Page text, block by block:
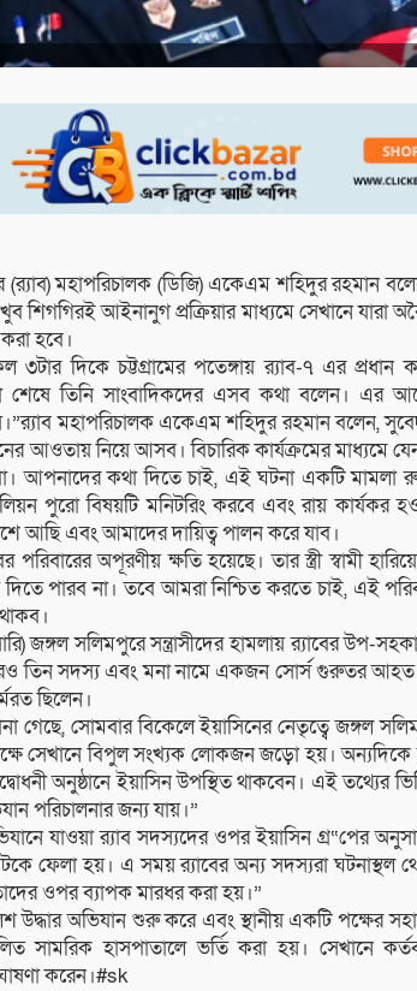
(র‌্যাব) মহাপরিচালক (ডিজি) একেএম শহিদুর রহমান
শিগগিরই আইনানুগ প্রক্রিয়ার মাধ্যমে সেখানে যারা
করা হবে।
৩টার দিকে চট্টগ্রামের পতেঙ্গায় র‌্যাব-৭ এর প্রধান
শেষে তিনি সাংবাদিকদের এসব কথা বলেন। এর
মহাপরিচালক একেএম শহিদুর রহমান বলেন,
আওতায় নিয়ে আসব। বিচারিক কার্যক্রমের মাধ্যমে
আপনাদের কথা দিতে চাই, এই ঘটনা একটি মামলা রুজু
পুরো বিষয়টি মনিটরিং করবে এবং রায় কার্যকর
আছি এবং আমাদের দায়িত্ব পালন করে যাব।
অপূরণীয় ক্ষতি হয়েছে। তার স্ত্রী স্বামী
দিতে পারব না। তবে আমরা নিশ্চিত করতে চাই, এই
জঙ্গল সলিমপুরে সন্ত্রাসীদের হামলায় র‌্যাবের উপ-
তিন সদস্য এবং মনা নামে একজন সোর্স গুরুতর আহত
ছিলেন।
গেছে, সোমবার বিকেলে ইয়াসিনের নেতৃত্বে জঙ্গল
সেখানে বিপুল সংখ্যক লোকজন জড়ো হয়। অন্যদিকে
অনুষ্ঠানে ইয়াসিন উপস্থিত থাকবেন। এই তথ্যের
পরিচালনার জন্য যায়।”
যাওয়া র‌্যাব সদস্যদের ওপর ইয়াসিন গ্র“পের
ফেলা হয়। এ সময় র‌্যাবের অন্য সদস্যরা ঘটনাস্থল
ওপর ব্যাপক মারধর করা হয়।”
উদ্ধার অভিযান শুরু করে এবং স্থানীয় একটি পক্ষের
সামরিক হাসপাতালে ভর্তি করা হয়। সেখানে
করেন।#sk